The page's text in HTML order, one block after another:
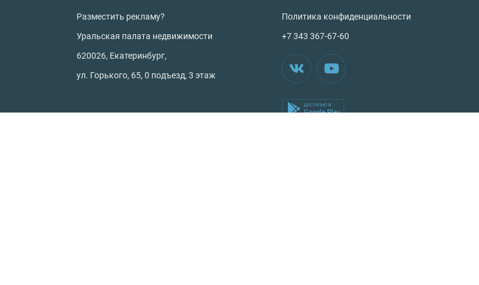
Разместить рекламу?
Уральская палата недвижимости
620026, Екатеринбург,
ул. Горького, 65, 0 подъезд, 3 этаж
Политика конфиденциальности
+7 343 367-67-60
ДОСТУПНО В
Google Play